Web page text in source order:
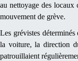
au nettoyage des locaux
mouvement de grève.
Les grévistes
la voiture, la direction
patrouillaient